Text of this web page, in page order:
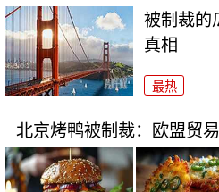
被制裁的
真相
最热
北京烤鸭被制裁：欧盟贸